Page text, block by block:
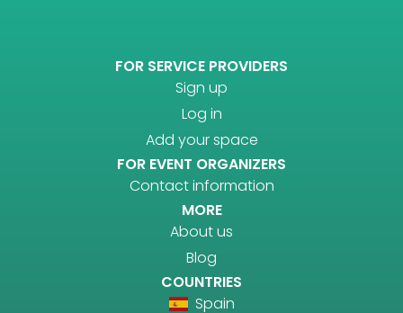
FOR SERVICE PROVIDERS
Sign up
Log in
Add your space
FOR EVENT ORGANIZERS
Contact information
MORE
About us
Blog
COUNTRIES
Spain